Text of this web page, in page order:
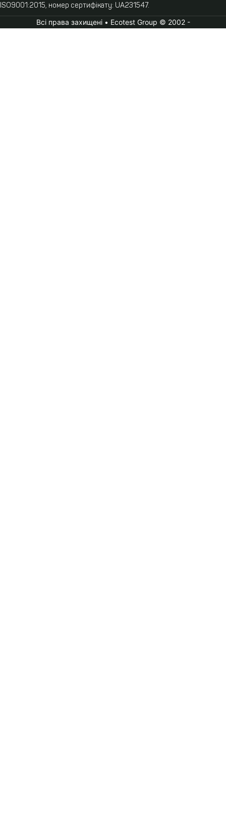
ISO9001:2015, номер сертифікату: UA231547.
Всі права захищені • Ecotest Group © 2002 -